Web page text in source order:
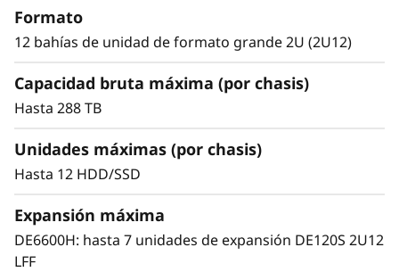
n
E
n
LFF y SFF de la serie DE.
Cumple los distintos requisitos de carga de
trabajo con SSD y HDD de 3,5 y 2,5 pulgadas
con rendimiento y capacidad optimizados
con conectividad SAS de 12 Gb.
Añade más unidades y chasis de expansión a
las matrices de almacenamiento de la serie
DE de forma dinámica sin prácticamente
ningún tiempo de inactividad, lo que ayuda a
demandas de capacidad en constante
crecimiento.
Formato
12 bahías de unidad de formato grande 2U (2U12)
Capacidad bruta máxima (por chasis)
Hasta 288 TB
Unidades máximas (por chasis)
Hasta 12 HDD/SSD
Expansión máxima
DE6600H: hasta 7 unidades de expansión DE120S 2U12
LFF